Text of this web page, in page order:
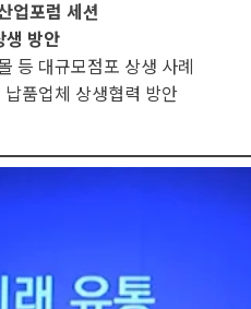
업포럼 세션
생 방안
등 대규모점포 상생 사례
품업체 상생협력 방안